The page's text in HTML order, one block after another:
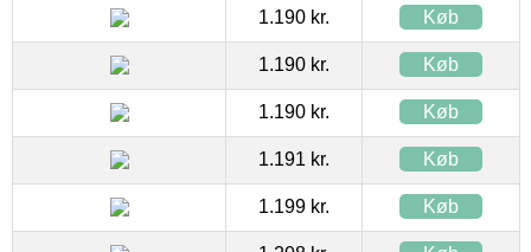
1.190 kr. Køb
1.190 kr. Køb
1.190 kr. Køb
1.191 kr. Køb
1.199 kr. Køb